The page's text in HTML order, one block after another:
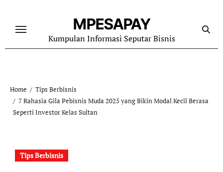
content
MPESAPAY
Kumpulan Informasi Seputar Bisnis
Home
Tips Berbisnis
7 Rahasia Gila Pebisnis Muda 2025 yang Bikin Modal Kecil Berasa
Seperti Investor Kelas Sultan
Tips Berbisnis